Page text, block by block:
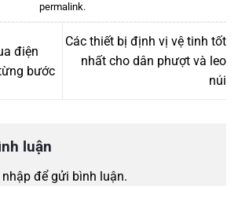
permalink.
điện
bước
Các thiết bị định vị vệ tinh tốt
nhất cho dân phượt và leo
núi
luận
để gửi bình luận.